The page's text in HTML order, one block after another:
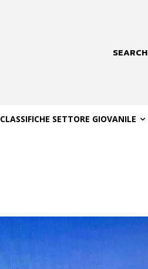
SEARCH
CLASSIFICHE SETTORE GIOVANILE